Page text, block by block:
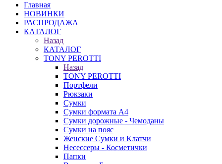
Главная
НОВИНКИ
РАСПРОДАЖА
КАТАЛОГ
Назад
КАТАЛОГ
TONY PEROTTI
Назад
TONY PEROTTI
Портфели
Рюкзаки
Сумки
Сумки формата А4
Сумки дорожные - Чемоданы
Сумки на пояс
Женские Сумки и Клатчи
Несессеры - Косметички
Папки